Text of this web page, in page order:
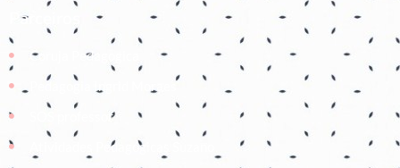
Parceiros
Coruja Pedagogica
Pedagogia Ingrid Moraes
SOS professor
Atividades Pedagógicas Suzano